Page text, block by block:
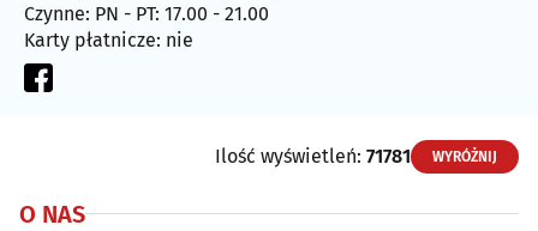
Czynne: PN - PT: 17.00 - 21.00
Karty płatnicze: nie
Ilość wyświetleń: 71781 WYRÓŻNIJ
O NAS